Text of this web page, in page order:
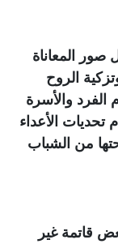
صور المعاناة
الروح
الفرد والأسرة
تحديات الأعداء
من الشباب
قاتمة غير